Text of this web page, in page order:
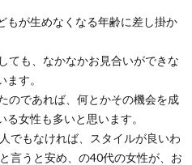
が生めなくなる年齢に差し掛か
ても、なかなかお見合いができな
す。
のであれば、何とかその機会を成
女性も多いと思います。
でもなければ、スタイルが良いわ
言うと安め、の40代の女性が、お